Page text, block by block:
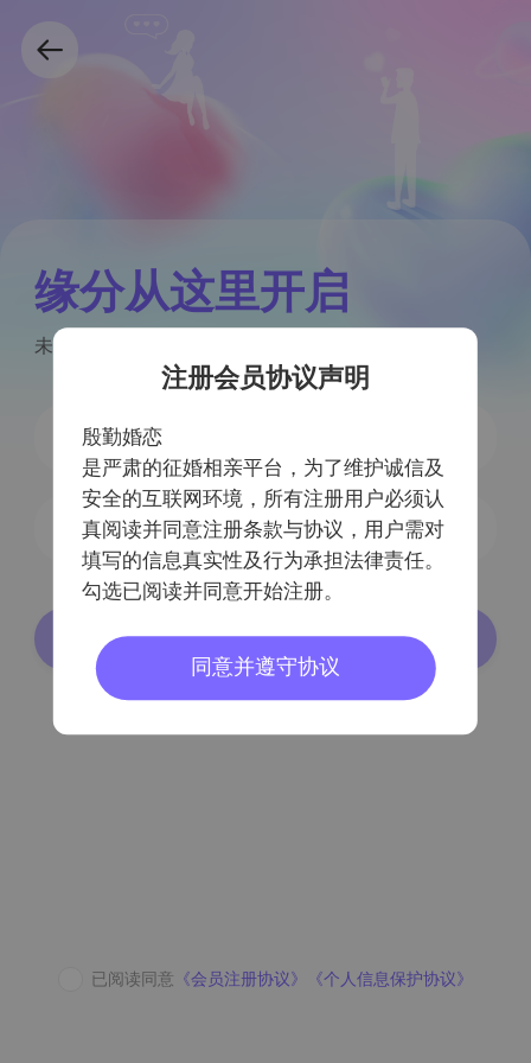
缘分从这里开启
未注册手机号验证后自动注册
获取验证码
登录/注册
密码登录
注册会员协议声明
殷勤婚恋
是严肃的征婚相亲平台，为了维护诚信及
安全的互联网环境，所有注册用户必须认
真阅读并同意注册条款与协议，用户需对
填写的信息真实性及行为承担法律责任。
勾选已阅读并同意开始注册。
同意并遵守协议
已阅读同意 《会员注册协议》 《个人信息保护协议》